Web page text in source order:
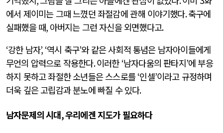
에서 제이미는 그때 느꼈던 좌절감에 관해 이야기했다.축구에
실패했을 때, 아버지는 그런 자신을 외면했다고.
‘강한 남자’, ‘역시 축구’와 같은 사회적 통념은 남자아이들에게
무언의 압력으로 작용한다.이러한 ‘남자다움의 판타지’에 부응
하지 못하고 좌절한 소년들은 스스로를‘인셀’이라고 규정하며
더욱 깊은 고립감과 분노에 빠질 수 있다.
남자문제의 시대,우리에겐 지도가 필요하다